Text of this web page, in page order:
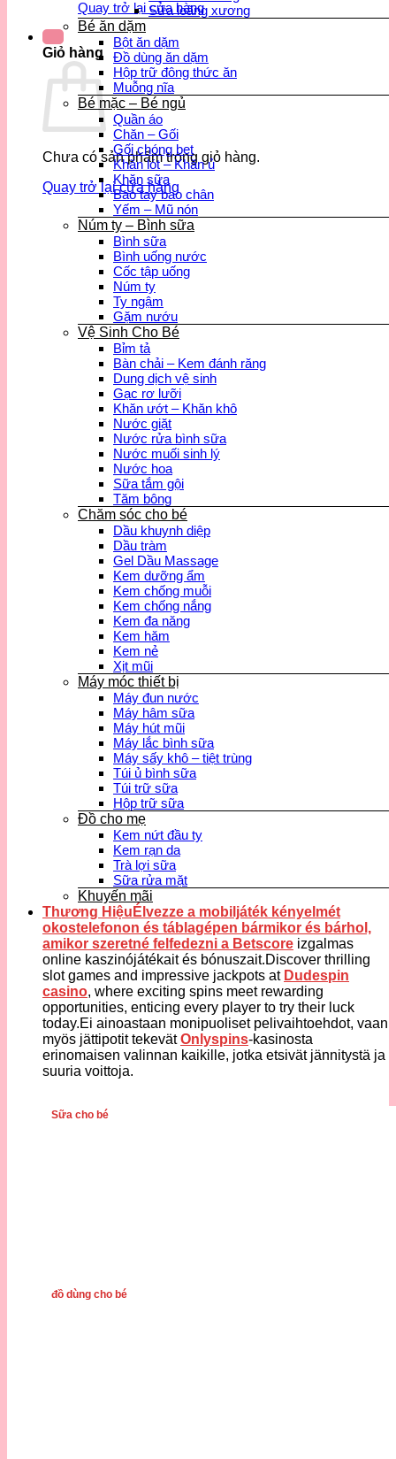
Quay trở lại cửa hàng
Giỏ hàng
Chưa có sản phẩm trong giỏ hàng.
Quay trở lại cửa hàng
Sữa loãng xương
Bé ăn dặm
Bột ăn dặm
Đồ dùng ăn dặm
Hộp trữ đông thức ăn
Muỗng nĩa
Bé mặc – Bé ngủ
Quần áo
Chăn – Gối
Gối chóng bẹt
Khăn lót – Khăn ủ
Khăn sữa
Bao tay bao chân
Yếm – Mũ nón
Núm ty – Bình sữa
Bình sữa
Bình uống nước
Cốc tập uống
Núm ty
Ty ngậm
Gặm nướu
Vệ Sinh Cho Bé
Bỉm tả
Bàn chải – Kem đánh răng
Dung dịch vệ sinh
Gạc rơ lưỡi
Khăn ướt – Khăn khô
Nước giặt
Nước rửa bình sữa
Nước muối sinh lý
Nước hoa
Sữa tắm gội
Tăm bông
Chăm sóc cho bé
Dầu khuynh diệp
Dầu tràm
Gel Dầu Massage
Kem dưỡng ẩm
Kem chống muỗi
Kem chống nắng
Kem đa năng
Kem hăm
Kem nẻ
Xịt mũi
Máy móc thiết bị
Máy đun nước
Máy hâm sữa
Máy hút mũi
Máy lắc bình sữa
Máy sấy khô – tiệt trùng
Túi ủ bình sữa
Túi trữ sữa
Hộp trữ sữa
Đồ cho mẹ
Kem nứt đầu ty
Kem rạn da
Trà lợi sữa
Sữa rửa mặt
Khuyến mãi
Thương HiệuÉlvezze a mobiljáték kényelmét
okostelefonon és táblagépen bármikor és bárhol,
amikor szeretné felfedezni a Betscore izgalmas
online kaszinójátékait és bónuszait.Discover thrilling
slot games and impressive jackpots at Dudespin
casino, where exciting spins meet rewarding
opportunities, enticing every player to try their luck
today.Ei ainoastaan monipuoliset pelivaihtoehdot, vaan
myös jättipotit tekevätOnlyspins-kasinosta
erinomaisen valinnan kaikille, jotka etsivät jännitystä ja
suuria voittoja.
Sữa cho bé
đồ dùng cho bé